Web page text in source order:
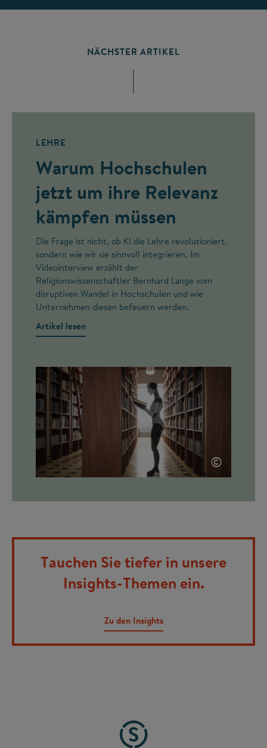
NÄCHSTER ARTIKEL
LEHRE
Warum Hochschulen
jetzt um ihre Relevanz
kämpfen müssen
Die Frage ist nicht, ob KI die Lehre revolutioniert,
sondern wie wir sie sinnvoll integrieren. Im
Videointerview erzählt der
Religionswissenschaftler Bernhard Lange vom
disruptiven Wandel in Hochschulen und wie
Unternehmen diesen befeuern werden.
Artikel lesen
©
Tauchen Sie tiefer in unsere
Insights-Themen ein.
Zu den Insights